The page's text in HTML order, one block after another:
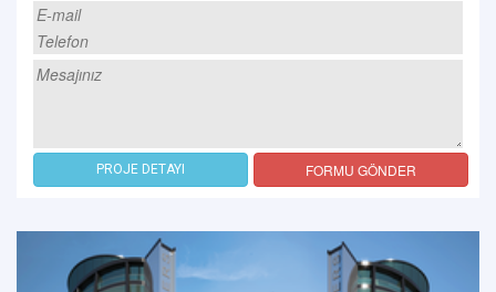
PROJE DETAYI FORMU GÖNDER